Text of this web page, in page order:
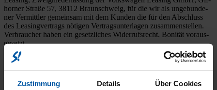
Zustimmung Details Über Cookies
hor­ner Stra­ße 57, 38112 Braun­schweig, für die wir als unge­bun­de­
ner Ver­mitt­ler gemein­sam mit dem Kun­den die für den Abschluss
des Lea­sing­ver­trags nöti­gen Ver­trags­un­ter­la­gen zusam­men­stel­len.
Ver­brau­cher haben ein gesetz­li­ches Wider­rufs­recht. Boni­tät vor­aus­
ge­setzt.